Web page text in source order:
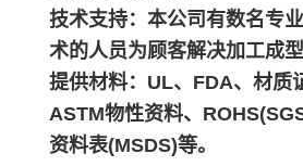
技术支持：本公司有数名专
术的人员为顾客解决加工成
提供材料：UL、FDA、材质
ASTM物性资料、
资料表(MSDS)等。